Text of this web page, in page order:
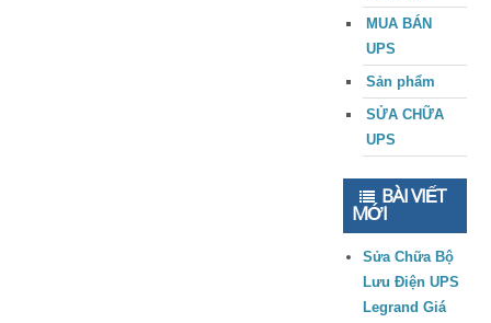
MUA BÁN
UPS
Sản phẩm
SỬA CHỮA
UPS
BÀI VIẾT
MỚI
Sửa Chữa Bộ
Lưu Điện UPS
Legrand Giá